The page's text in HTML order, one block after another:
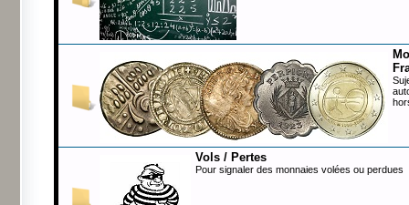
Vols / Pertes
Pour signaler des monnaies volées ou perdues